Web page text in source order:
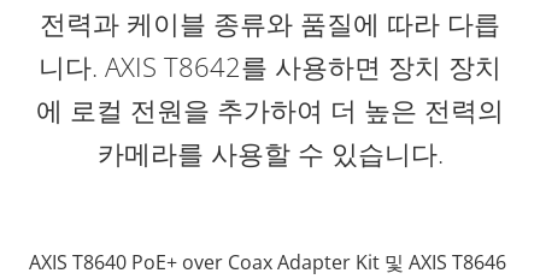
전력과 케이블 종류와 품질에 따라 다릅
니다. AXIS T8642를 사용하면 장치 장치
에 로컬 전원을 추가하여 더 높은 전력의
카메라를 사용할 수 있습니다.
AXIS T8640 PoE+ over Coax Adapter Kit 및 AXIS T8646